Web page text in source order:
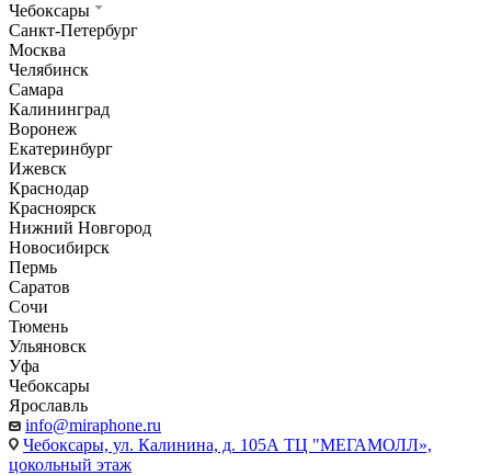
Чебоксары
Санкт-Петербург
Москва
Челябинск
Самара
Калининград
Воронеж
Екатеринбург
Ижевск
Краснодар
Красноярск
Нижний Новгород
Новосибирск
Пермь
Саратов
Сочи
Тюмень
Ульяновск
Уфа
Чебоксары
Ярославль
info@miraphone.ru
Чебоксары, ул. Калинина, д. 105А ТЦ "МЕГАМОЛЛ»,
цокольный этаж